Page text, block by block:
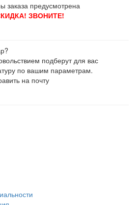
заказа предусмотрена
ЗВОНИТЕ!
подберут для вас
по вашим параметрам.
на почту